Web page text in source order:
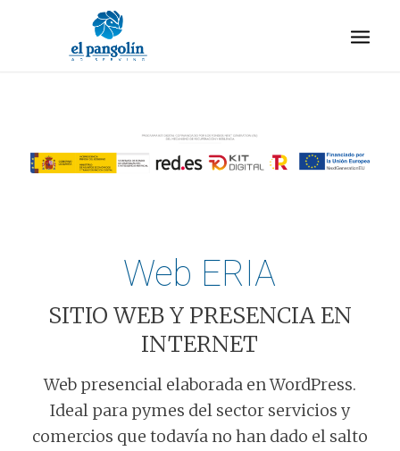
Web ERIA
SITIO WEB Y PRESENCIA EN
INTERNET
Web presencial elaborada en WordPress.
Ideal para pymes del sector servicios y
comercios que todavía no han dado el salto